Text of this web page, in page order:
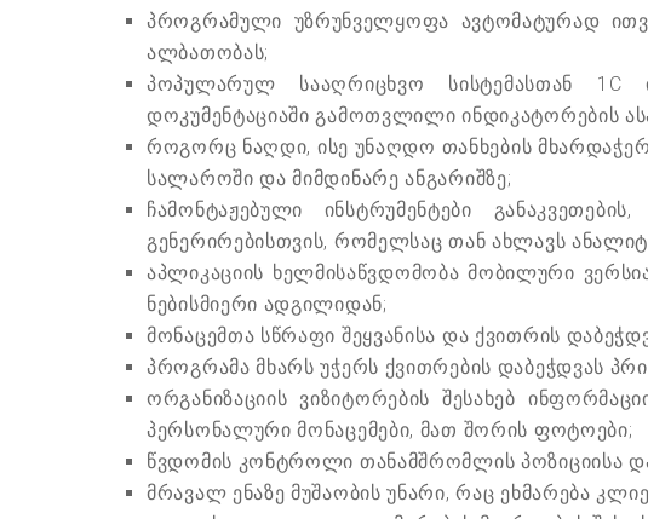
პროგრამული უზრუნველყოფა ავტომატურად
ალბათობას;
პოპულარულ სააღრიცხვო სისტემასთან 1C
დოკუმენტაციაში გამოთვლილი ინდიკატორების
როგორც ნაღდი, ისე უნაღდო თანხების
სალაროში და მიმდინარე ანგარიშზე;
ჩამონტაჟებული ინსტრუმენტები
გენერირებისთვის, რომელსაც თან ახლავს
აპლიკაციის ხელმისაწვდომობა მობილური
ნებისმიერი ადგილიდან;
მონაცემთა სწრაფი შეყვანისა და ქვითრის
პროგრამა მხარს უჭერს ქვითრების დაბეჭდვას
ორგანიზაციის ვიზიტორების შესახებ
პერსონალური მონაცემები, მათ შორის ფოტოები;
წვდომის კონტროლი თანამშრომლის პოზიციისა
მრავალ ენაზე მუშაობის უნარი, რაც ეხმარება